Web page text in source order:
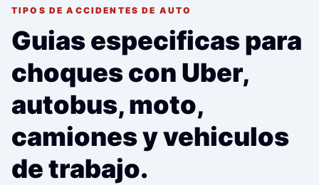
TIPOS DE ACCIDENTES DE AUTO
Guias especificas para
choques con Uber,
autobus, moto,
camiones y vehiculos
de trabajo.